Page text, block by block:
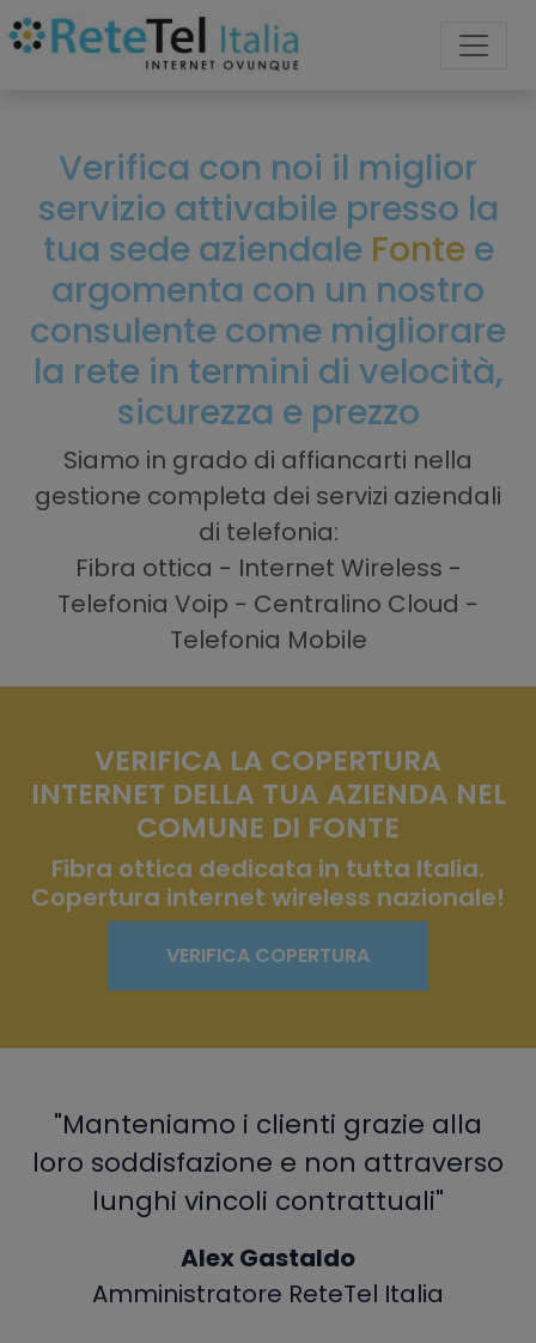
Verifica con noi il miglior
servizio attivabile presso la
tua sede aziendale Fontee
argomenta con un nostro
consulente come migliorare
la rete in termini di velocità,
sicurezza e prezzo
Siamo in grado di affiancarti nella
gestione completa dei servizi aziendali
di telefonia:
Fibra ottica - Internet Wireless -
Telefonia Voip - Centralino Cloud -
Telefonia Mobile
VERIFICA LA COPERTURA
INTERNET DELLA TUA AZIENDA NEL
COMUNE DI FONTE
Fibra ottica dedicata in tutta Italia.
Copertura internet wireless nazionale!
VERIFICA COPERTURA
"Manteniamo i clienti grazie alla
loro soddisfazione e non attraverso
lunghi vincoli contrattuali"
Alex Gastaldo
Amministratore ReteTel Italia